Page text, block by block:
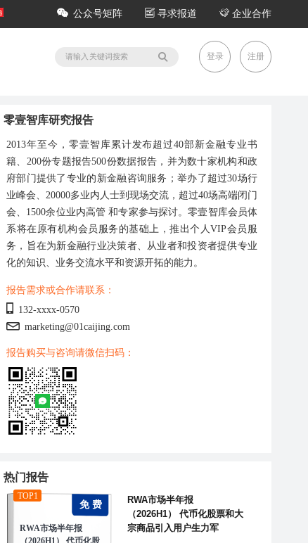
公众号矩阵 寻求报道 企业合作
登录 注册
零壹智库研究报告
2013年至今，零壹智库累计发布超过40部新金融专业书
籍、200份专题报告500份数据报告，并为数十家机构和政
府部门提供了专业的新金融咨询服务；举办了超过30场行
业峰会、20000多业内人士到现场交流，超过40场高端闭门
会、1500余位业内高管 和专家参与探讨。零壹智库会员体
系将在原有机构会员服务的基础上，推出个人VIP会员服
务，旨在为新金融行业决策者、从业者和投资者提供专业
化的知识、业务交流水平和资源开拓的能力。
报告需求或合作请联系：
132-xxxx-0570
marketing@01caijing.com
报告购买与咨询请微信扫码：
热门报告
TOP1
免 费
RWA市场半年报
（2026H1） 代币化股
RWA市场半年报
（2026H1） 代币化股票和大
宗商品引入用户生力军